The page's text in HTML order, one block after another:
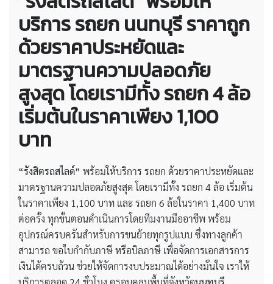
บริการรถยก นนทบุรี ราคาถูก
ด้วยราคาประหยัดและ
มาตรฐานความปลอดภัย
สูงสุด โดยเรามีทั้ง รถยก 4 ล้อ
เริ่มต้นในราคาเพียง 1,100
บาท
“รังสิตรถสไลด์” พร้อมให้บริการ รถยก ด้วยราคาประหยัดและ
มาตรฐานความปลอดภัยสูงสุด โดยเรามีทั้ง รถยก 4 ล้อ เริ่มต้น
ในราคาเพียง 1,100 บาท และ รถยก 6 ล้อในราคา 1,400 บาท
ต่อครั้ง ทุกขั้นตอนดำเนินการโดยทีมงานมืออาชีพ พร้อม
อุปกรณ์ครบครันสำหรับการขนย้ายทุกรูปแบบ ซึ่งทางลูกค้า
สามารถ ขอใบกำกับภาษี หรือบิลภาษี เพื่อจัดการเอกสารการ
เงินได้ครบถ้วน ช่วยให้จัดการงบประมาณได้อย่างมั่นใจ เราให้